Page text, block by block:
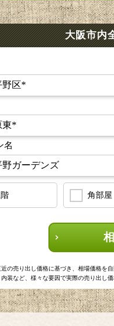
大阪市内
名
角部屋
の売り出し価格に基づき、相場価格を自
装など、様々な要因で実際の売り出し